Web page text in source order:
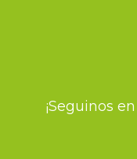
¡Seguinos